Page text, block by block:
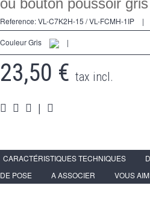
Zubehör
Pièces
Medien
Reference:VL-C7K2H-15 / VL-FCMH-1IP |
Couleur Gris |
23,50 € tax incl.
|
CARACTÉRISTIQUES TECHNIQUES
DE POSE
A ASSOCIER VOUS